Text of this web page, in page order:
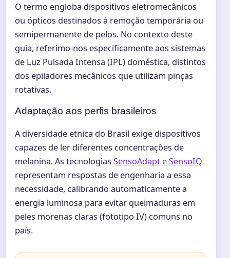
O termo engloba dispositivos eletromecânicos
ou ópticos destinados à remoção temporária ou
semipermanente de pelos. No contexto deste
guia, referimo-nos especificamente aos sistemas
de Luz Pulsada Intensa (IPL) doméstica, distintos
dos epiladores mecânicos que utilizam pinças
rotativas.
Adaptação aos perfis brasileiros
A diversidade etnica do Brasil exige dispositivos
capazes de ler diferentes concentrações de
melanina. As tecnologias SensoAdapt e SensoIQ
representam respostas de engenharia a essa
necessidade, calibrando automaticamente a
energia luminosa para evitar queimaduras em
peles morenas claras (fototipo IV) comuns no
país.